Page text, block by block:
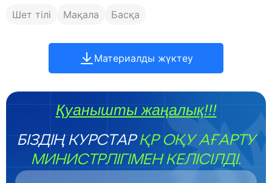
Шет тілі Мақала Басқа
Материалды жүктеу
Қуанышты жаңалық!!!
БІЗДІҢ КУРСТАРҚР ОҚУ АҒАРТУ
МИНИСТРЛІГІМЕН КЕЛІСІЛДІ.